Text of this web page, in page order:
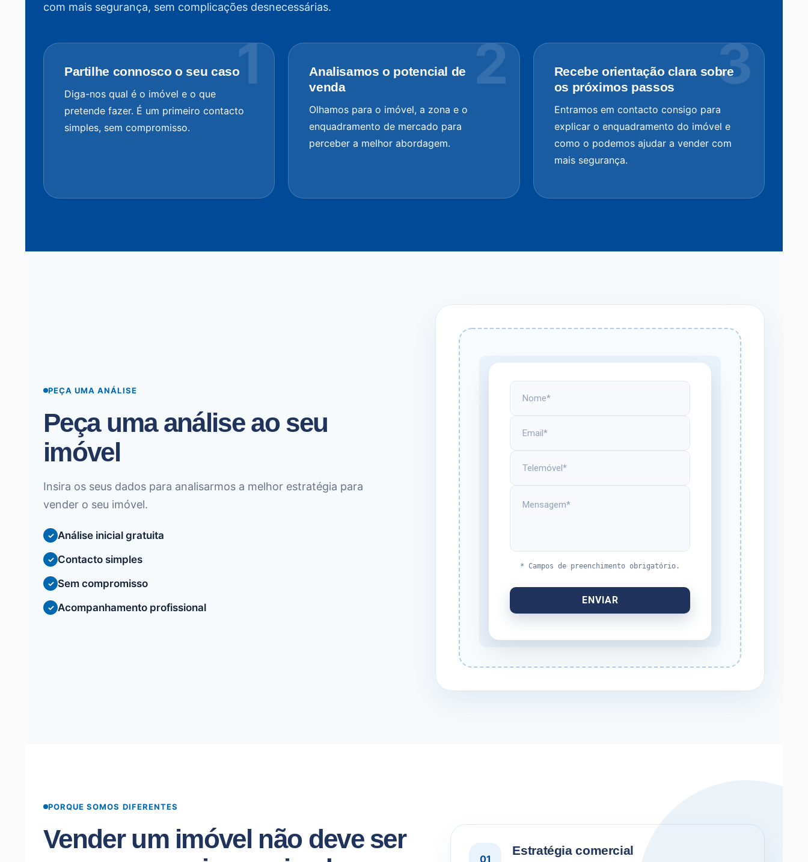
com mais segurança, sem complicações desnecessárias.
Partilhe connosco o seu caso
Diga-nos qual é o imóvel e o que
pretende fazer. É um primeiro contacto
simples, sem compromisso.
Analisamos o potencial de
venda
Olhamos para o imóvel, a zona e o
enquadramento de mercado para
perceber a melhor abordagem.
Recebe orientação clara sobre
os próximos passos
Entramos em contacto consigo para
explicar o enquadramento do imóvel e
como o podemos ajudar a vender com
mais segurança.
PEÇA UMA ANÁLISE
Peça uma análise ao seu
imóvel
Insira os seus dados para analisarmos a melhor estratégia para
vender o seu imóvel.
Análise inicial gratuita
Contacto simples
Sem compromisso
Acompanhamento profissional
* Campos de preenchimento obrigatório.
PORQUE SOMOS DIFERENTES
Vender um imóvel não deve ser
01
Estratégia comercial